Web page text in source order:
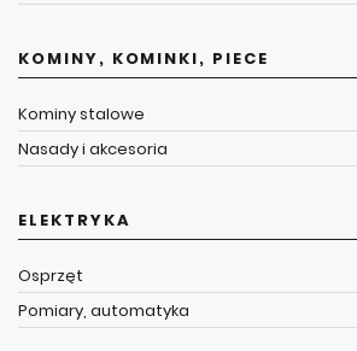
KOMINY, KOMINKI, PIECE
Kominy stalowe
Nasady i akcesoria
ELEKTRYKA
Osprzęt
Pomiary, automatyka